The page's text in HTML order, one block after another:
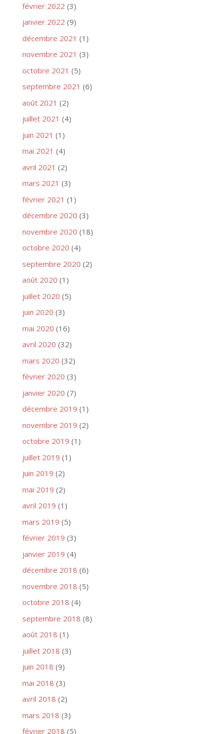
février 2022 (3)
janvier 2022 (9)
décembre 2021 (1)
novembre 2021 (3)
octobre 2021 (5)
septembre 2021 (6)
août 2021 (2)
juillet 2021 (4)
juin 2021 (1)
mai 2021 (4)
avril 2021 (2)
mars 2021 (3)
février 2021 (1)
décembre 2020 (3)
novembre 2020 (18)
octobre 2020 (4)
septembre 2020 (2)
août 2020 (1)
juillet 2020 (5)
juin 2020 (3)
mai 2020 (16)
avril 2020 (32)
mars 2020 (32)
février 2020 (3)
janvier 2020 (7)
décembre 2019 (1)
novembre 2019 (2)
octobre 2019 (1)
juillet 2019 (1)
juin 2019 (2)
mai 2019 (2)
avril 2019 (1)
mars 2019 (5)
février 2019 (3)
janvier 2019 (4)
décembre 2018 (6)
novembre 2018 (5)
octobre 2018 (4)
septembre 2018 (8)
août 2018 (1)
juillet 2018 (3)
juin 2018 (9)
mai 2018 (3)
avril 2018 (2)
mars 2018 (3)
février 2018 (5)